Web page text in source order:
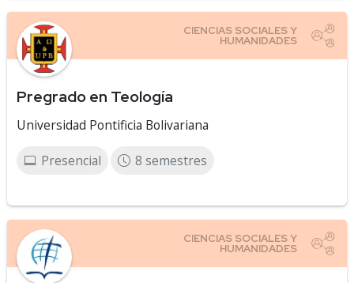
Pregrado en Teología
Universidad Pontificia Bolivariana
Presencial 8 semestres